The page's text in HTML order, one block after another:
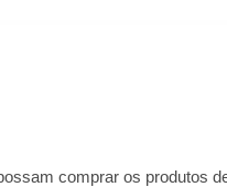
comprar os produtos